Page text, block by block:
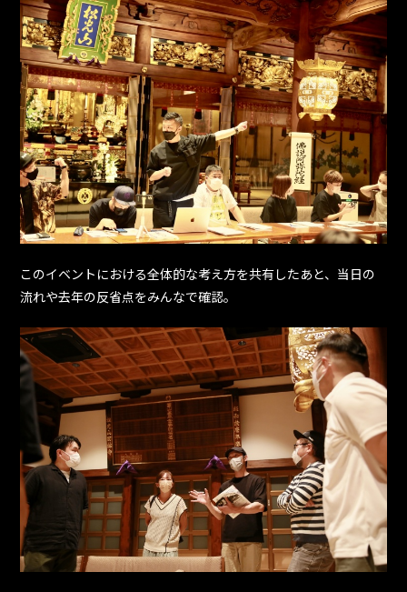
このイベントにおける全体的な考え方を共有したあと、当日の
流れや去年の反省点をみんなで確認。